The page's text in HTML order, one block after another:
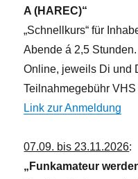
A (HAREC)“
„Schnellkurs“ für
Abende á 2,5 Stunden.
Online, jeweils Di und
Teilnahmegebühr
Link zur Anmeldung
07.09. bis 23.11.2026:
„Funkamateur